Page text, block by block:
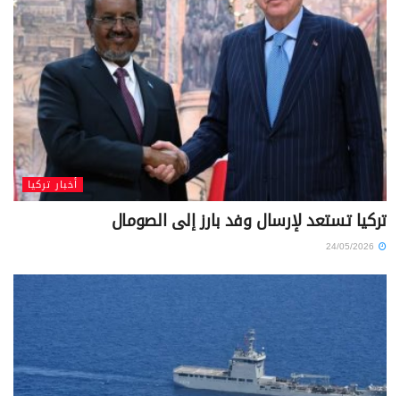
أخبار تركيا
تركيا تستعد لإرسال وفد بارز إلى الصومال